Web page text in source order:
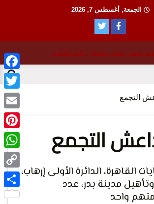
الجمعة, أغسطس 7, 2026
تدافع عن حقوق الانسان
التجمع
التجمع
القاهرة، الدائرة الأولى إرهاب،
مدينة بدر، عدد
واحد
Email
Copy
Link